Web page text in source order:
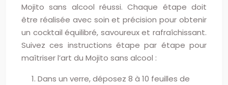
Mojito sans alcool réussi. Chaque étape doit
être réalisée avec soin et précision pour obtenir
un cocktail équilibré, savoureux et rafraîchissant.
Suivez ces instructions étape par étape pour
maîtriser l’art du Mojito sans alcool :
Dans un verre, déposez 8 à 10 feuilles de